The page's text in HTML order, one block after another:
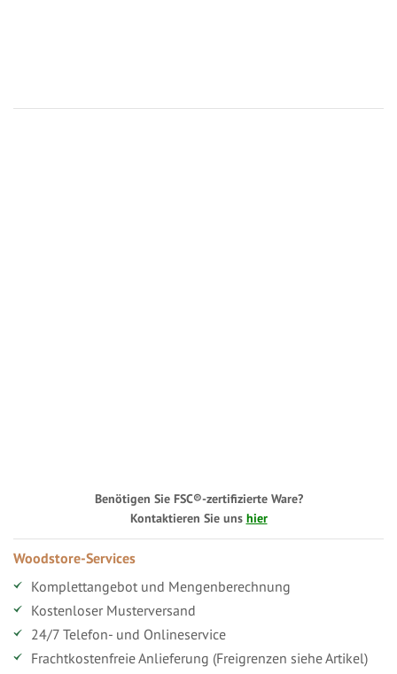
Benötigen Sie FSC®-zertifizierte Ware?
Kontaktieren Sie uns hier
Woodstore-Services
Komplettangebot und Mengenberechnung
Kostenloser Musterversand
24/7 Telefon- und Onlineservice
Frachtkostenfreie Anlieferung (Freigrenzen siehe Artikel)